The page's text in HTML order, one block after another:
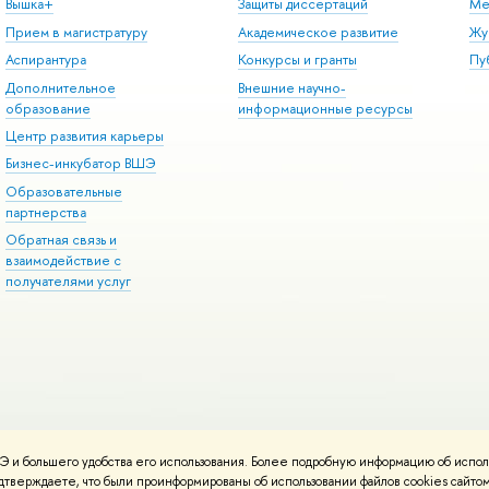
удобства его использования. Более подробную информацию об
что были проинформированы об использовании файлов cookies
Вышка+
Прием в магистратуру
Аспирантура
Дополнительное
образование
Центр развития карьеры
Бизнес-инкубатор ВШЭ
Образовательные
партнерства
Обратная связь и
взаимодействие с
получателями услуг
Защиты диссертаций
Академическое развитие
Конкурсы и гранты
Внешние научно-
информационные ресурсы
Условия использования материалов Политика
вШколе дизайна НИУ ВШЭ